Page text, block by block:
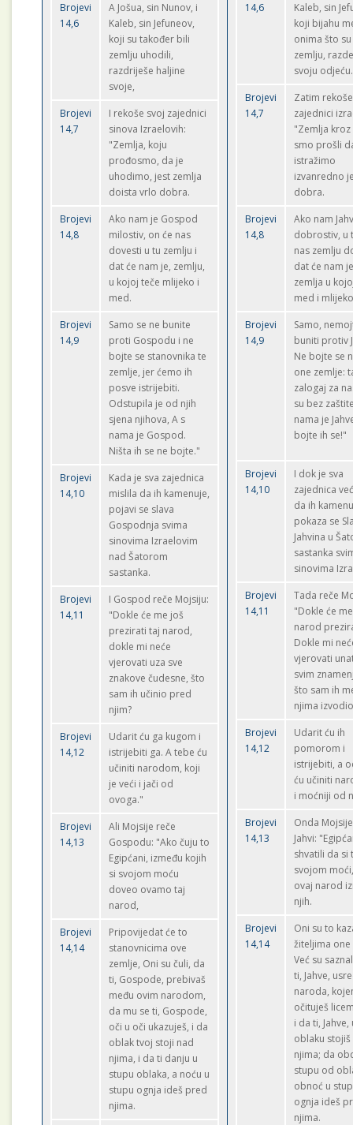
Brojevi
14,6
A Jošua, sin Nunov, i
Kaleb, sin Jefuneov,
koji su također bili
zemlju uhodili,
razdriješe haljine
svoje,
Brojevi
14,7
I rekoše svoj zajednici
sinova Izraelovih:
"Zemlja, koju
prođosmo, da je
uhodimo, jest zemlja
doista vrlo dobra.
Brojevi
14,8
Ako nam je Gospod
milostiv, on će nas
dovesti u tu zemlju i
dat će nam je, zemlju,
u kojoj teče mlijeko i
med.
Brojevi
14,9
Samo se ne bunite
proti Gospodu i ne
bojte se stanovnika te
zemlje, jer ćemo ih
posve istrijebiti.
Odstupila je od njih
sjena njihova, A s
nama je Gospod.
Ništa ih se ne bojte."
Brojevi
14,10
Kada je sva zajednica
mislila da ih kamenuje,
pojavi se slava
Gospodnja svima
sinovima Izraelovim
nad Šatorom
sastanka.
Brojevi
14,11
I Gospod reče Mojsiju:
"Dokle će me još
prezirati taj narod,
dokle mi neće
vjerovati uza sve
znakove čudesne, što
sam ih učinio pred
njim?
Brojevi
14,12
Udarit ću ga kugom i
istrijebiti ga. A tebe ću
učiniti narodom, koji
je veći i jači od
ovoga."
Brojevi
14,13
Ali Mojsije reče
Gospodu: "Ako čuju to
Egipćani, između kojih
si svojom moću
doveo ovamo taj
narod,
Brojevi
14,14
Pripovijedat će to
stanovnicima ove
zemlje, Oni su čuli, da
ti, Gospode, prebivaš
među ovim narodom,
da mu se ti, Gospode,
oči u oči ukazuješ, i da
oblak tvoj stoji nad
njima, i da ti danju u
stupu oblaka, a noću u
stupu ognja ideš pred
njima.
14,6
Kaleb, sin
koji bijahu
onima što
zemlju,
svoju odjeću.
Brojevi
14,7
Zatim
zajednici
"Zemlja
smo prošli
istražimo
izvanredno
dobra.
Brojevi
14,8
Ako nam
dobrostiv, u
nas zemlju
dat će nam
zemlja u
med i
Brojevi
14,9
Samo,
buniti protiv
Ne bojte se
one zemlje:
zalogaj za
su bez
nama je
bojte ih se!"
Brojevi
14,10
I dok je sva
zajednica
da ih
pokaza se
Jahvina u
sastanka
sinovima
Brojevi
14,11
Tada reče
"Dokle će
narod
Dokle mi
vjerovati
svim
što sam ih
njima
Brojevi
14,12
Udarit ću ih
pomorom i
istrijebiti, a
ću učiniti
i moćniji od
Brojevi
14,13
Onda
Jahvi:
shvatili da si
svojom
ovaj narod
njih.
Brojevi
14,14
Oni su to
žiteljima one
Već su
ti, Jahve,
naroda,
očituješ
i da ti, Jahve,
oblaku
njima; da
stupu od
obnoć u
ognja ideš
njima.